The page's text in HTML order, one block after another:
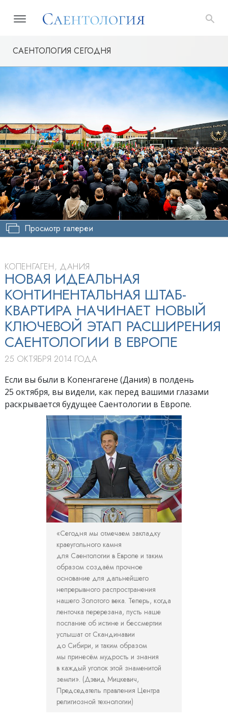
САЕНТОЛОГИЯ СЕГОДНЯ
Просмотр галереи
КОПЕНГАГЕН, ДАНИЯ
НОВАЯ ИДЕАЛЬНАЯ
КОНТИНЕНТАЛЬНАЯ ШТАБ-
КВАРТИРА НАЧИНАЕТ НОВЫЙ
КЛЮЧЕВОЙ ЭТАП РАСШИРЕНИЯ
САЕНТОЛОГИИ В ЕВРОПЕ
25 ОКТЯБРЯ 2014 ГОДА
Если вы были в Копенгагене (Дания) в полдень
25 октября, вы видели, как перед вашими глазами
раскрывается будущее Саентологии в Европе.
«Сегодня мы отмечаем закладку
краеугольного камня
для Саентологии в Европе и таким
образом создаём прочное
основание для дальнейшего
непрерывного распространения
нашего Золотого века. Теперь, когда
ленточка перерезана, пусть наше
послание об истине и бессмертии
услышат от Скандинавии
до Сибири, и таким образом
мы принесём мудрость и знания
в каждый уголок этой знаменитой
земли». (Дэвид Мицкевич,
Председатель правления Центра
религиозной технологии)